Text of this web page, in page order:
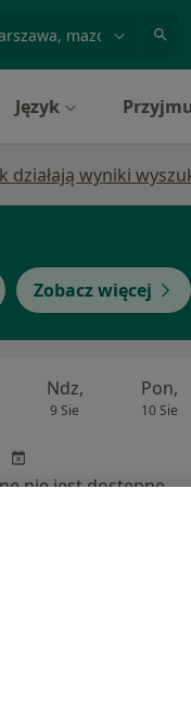
Język
działają wyniki
Zobacz więcej
Ndz,
9 Sie
Pon,
10 Sie
nie jest dostępne